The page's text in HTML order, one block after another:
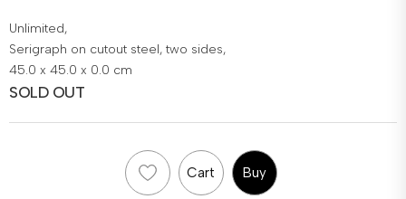
Unlimited,
Serigraph on cutout steel, two sides,
45.0 x 45.0 x 0.0 cm
SOLD OUT
Cart Buy